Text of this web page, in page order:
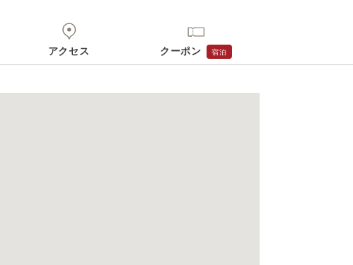
アクセス クーポン 宿泊